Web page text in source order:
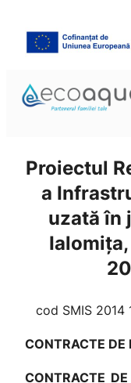
Proiectul
a
uzată în
cod SMIS 2014
CONTRACTE
CONTRACTE